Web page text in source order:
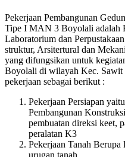
Pekerjaan Pembangunan
Tipe I MAN 3 Boyolali adalah
Laboratorium dan
struktur, Arsitertural dan
yang difungsikan untuk
Boyolali di wilayah Kec. Sawit
pekerjaan sebagai berikut :
Pekerjaan Persiapan
Pembangunan
pembuatan direksi keet,
peralatan K3
Pekerjaan Tanah Berupa